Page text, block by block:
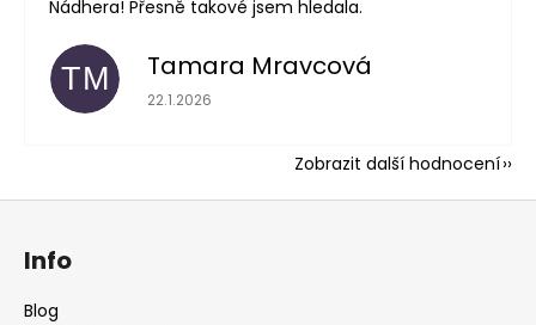
Nádhera! Přesně takové jsem hledala.
TM Tamara Mravcová
Hodnocení obchodu je 5 z 5 hvězdiček.
22.1.2026
Zobrazit další hodnocení
Info
Blog